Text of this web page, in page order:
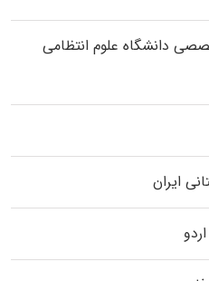
داﻧﺸﮕﺎه ﻋﻠﻮم انتظامی
ایران